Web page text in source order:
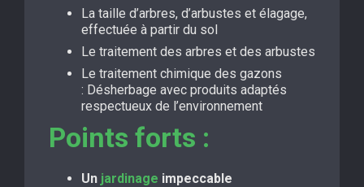
La taille d’arbres, d’arbustes et élagage,
effectuée à partir du sol
Le traitement des arbres et des arbustes
Le traitement chimique des gazons
: Désherbage avec produits adaptés
respectueux de l’environnement
Points forts :
Un jardinage impeccable